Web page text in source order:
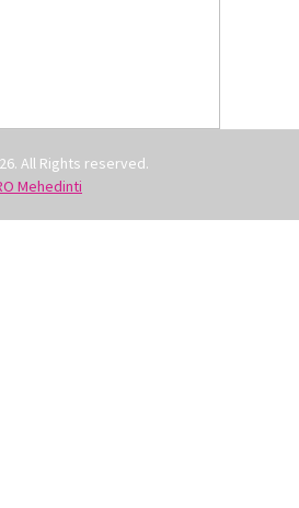
All Rights reserved.
Mehedinti